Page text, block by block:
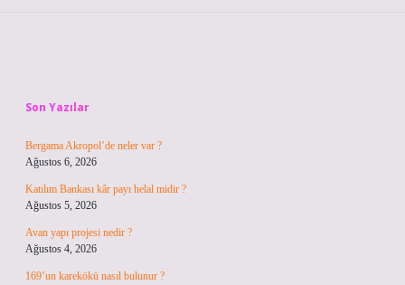
Son Yazılar
Bergama Akropol’de neler var ?
Ağustos 6, 2026
Katılım Bankası kâr payı helal midir ?
Ağustos 5, 2026
Avan yapı projesi nedir ?
Ağustos 4, 2026
169’un karekökü nasıl bulunur ?